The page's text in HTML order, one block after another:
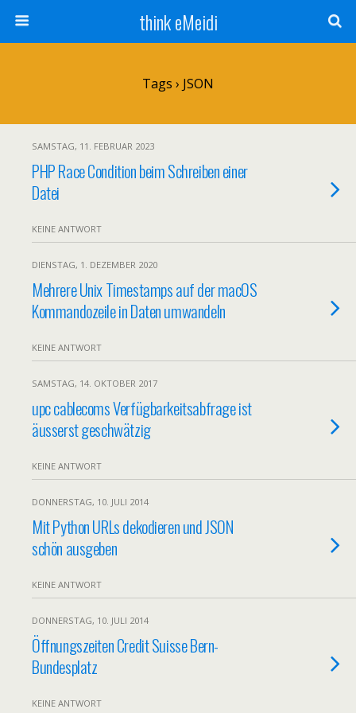
think eMeidi
Tags › JSON
SAMSTAG, 11. FEBRUAR 2023
PHP Race Condition beim Schreiben einer
Datei
KEINE ANTWORT
DIENSTAG, 1. DEZEMBER 2020
Mehrere Unix Timestamps auf der macOS
Kommandozeile in Daten umwandeln
KEINE ANTWORT
SAMSTAG, 14. OKTOBER 2017
upc cablecoms Verfügbarkeitsabfrage ist
äusserst geschwätzig
KEINE ANTWORT
DONNERSTAG, 10. JULI 2014
Mit Python URLs dekodieren und JSON
schön ausgeben
KEINE ANTWORT
DONNERSTAG, 10. JULI 2014
Öffnungszeiten Credit Suisse Bern-
Bundesplatz
KEINE ANTWORT